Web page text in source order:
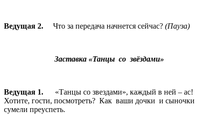
Ведущая 2. Что за передача начнется сейчас? (Пауза)
Заставка «Танцы со звёздами»
Ведущая 1. «Танцы со звездами», каждый в ней – ас!
Хотите, гости, посмотреть? Как ваши дочки и сыночки
сумели преуспеть.